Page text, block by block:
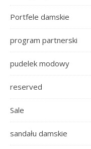
Portfele damskie
program partnerski
pudelek modowy
reserved
Sale
sandału damskie